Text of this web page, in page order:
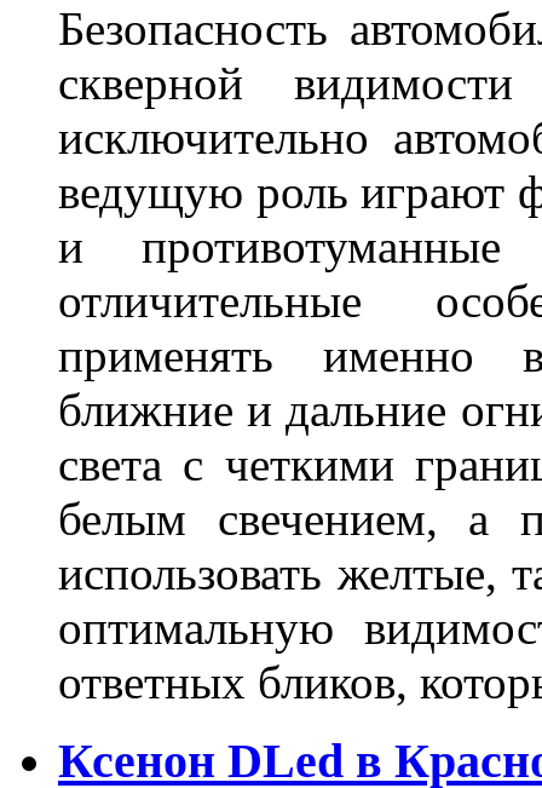
Безопасность
скверной видимости
исключительно
ведущую роль играют
и
отличительные
применять именно
ближние и дальние
света с четкими
белым свечением, а
использовать желтые,
оптимальную
ответных бликов,
Ксенон DLed в